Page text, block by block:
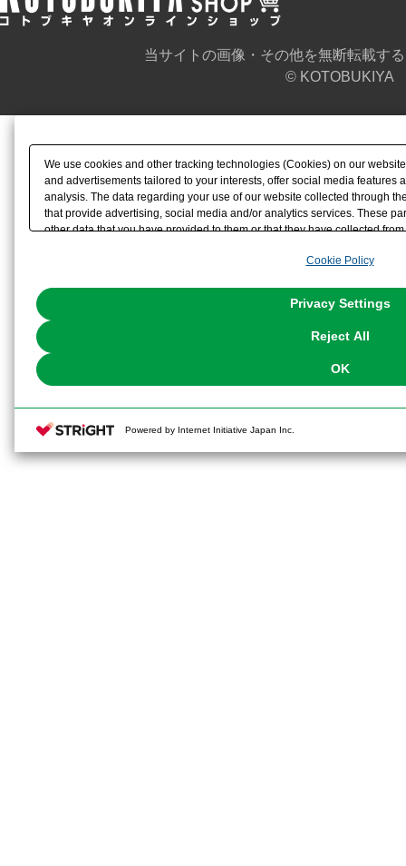
当サイトの画像・その他を無断転載す
© KOTOBUKIYA
We use cookies and other tracking technologies (Cookies) on our
and advertisements tailored to your interests, offer social media features
analysis. The data regarding your use of our website collected through
that provide advertising, social media and/or analytics services. These
other data that you have provided to them or that they have collected
the use of all Cookies except for Strictly Necessary Cookies, please
Cookie Policy
Privacy Settings
Reject All
OK
Powered by Internet Initiative Japan Inc.